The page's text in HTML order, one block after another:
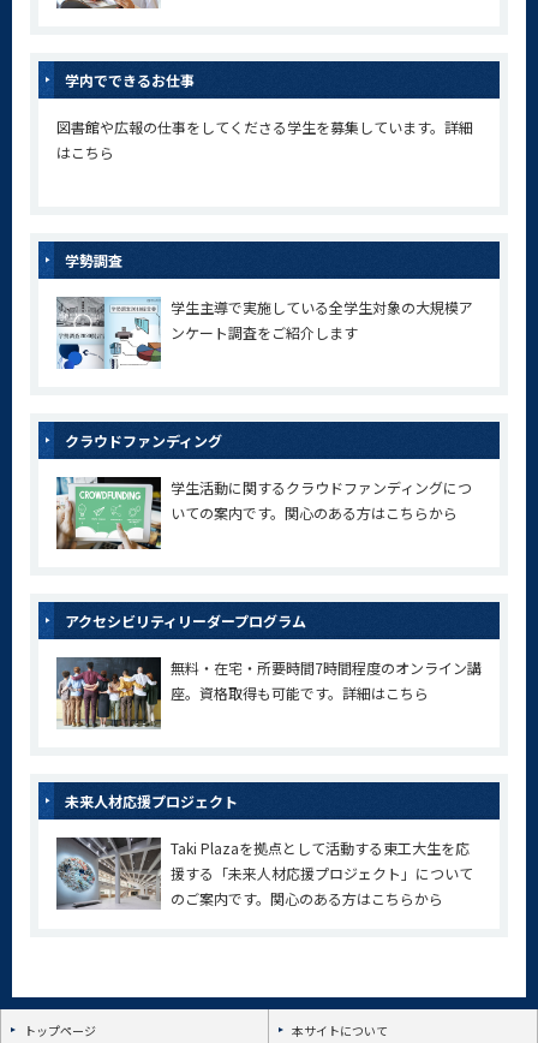
学内でできるお仕事
図書館や広報の仕事をしてくださる学生を募集しています。詳細
はこちら
学勢調査
学生主導で実施している全学生対象の大規模ア
ンケート調査をご紹介します
クラウドファンディング
学生活動に関するクラウドファンディングにつ
いての案内です。関心のある方はこちらから
アクセシビリティリーダープログラム
無料・在宅・所要時間7時間程度のオンライン講
座。資格取得も可能です。詳細はこちら
未来人材応援プロジェクト
Taki Plazaを拠点として活動する東工大生を応
援する「未来人材応援プロジェクト」について
のご案内です。関心のある方はこちらから
トップページ 本サイトについて